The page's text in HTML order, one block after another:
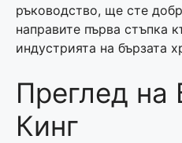
ръководство, ще сте
направите първа стъпка
индустрията на бързата
Преглед на
Кинг